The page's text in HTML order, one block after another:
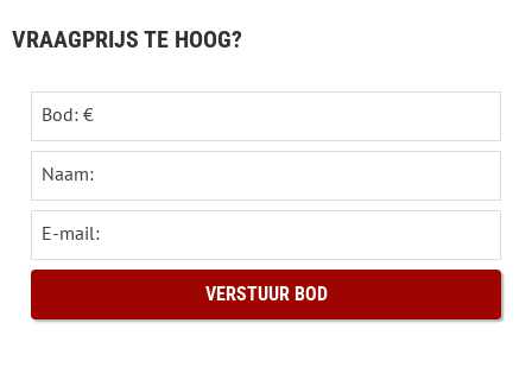
VRAAGPRIJS TE HOOG?
Bod: €
Naam:
E-mail: